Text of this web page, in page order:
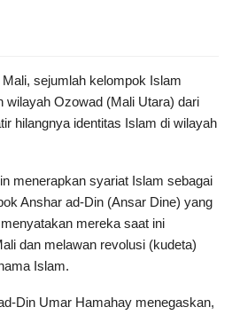
sejumlah kelompok Islam
wilayah Ozowad (Mali Utara) dari
hilangnya identitas Islam di wilayah
menerapkan syariat Islam sebagai
Anshar ad-Din (Ansar Dine) yang
mereka saat ini
dan melawan revolusi (kudeta)
Islam.
Din Umar Hamahay menegaskan,